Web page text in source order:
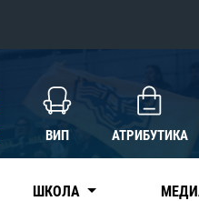
ВИП АТРИБУТИКА
ШКОЛА